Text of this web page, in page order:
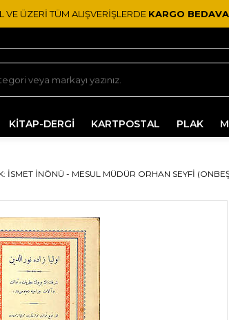
VE ÜZERİ TÜM ALIŞVERİŞLERDE KARGO
KİTAP-DERGİ KARTPOSTAL PLAK
İSMET İNÖNÜ - MESUL MÜDÜR ORHAN SEYFI